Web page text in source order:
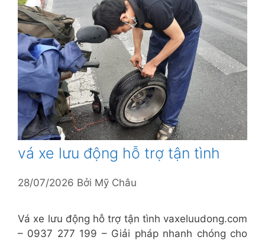
vá xe lưu động hỗ trợ tận tình
28/07/2026 Bởi Mỹ Châu
Vá xe lưu động hỗ trợ tận tình vaxeluudong.com
– 0937 277 199 – Giải pháp nhanh chóng cho